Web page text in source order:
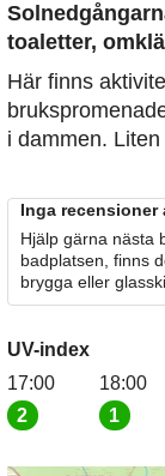
toaletter,
Här finns
i dammen.
Inga recensioner
Hjälp gärna nästa
badplatsen, finns
brygga eller
UV-index
17:00
2
18:00
1